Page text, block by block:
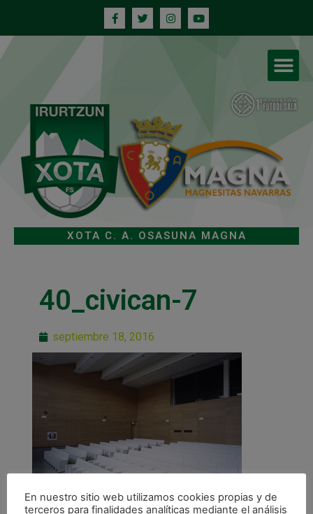
XOTA C. A. OSASUNA MAGNA
40_civican-7
septiembre 18, 2016
En nuestro sitio web utilizamos cookies propias y de
terceros para finalidades analíticas mediante el análisis